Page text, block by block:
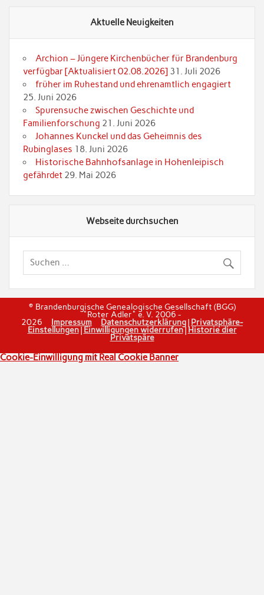
Aktuelle Neuigkeiten
Archion – Jüngere Kirchenbücher für Brandenburg
verfügbar [Aktualisiert 02.08.2026] 31. Juli 2026
früher im Ruhestand und ehrenamtlich engagiert
25. Juni 2026
Spurensuche zwischen Geschichte und
Familienforschung 21. Juni 2026
Johannes Kunckel und das Geheimnis des
Rubinglases 18. Juni 2026
Historische Bahnhofsanlage in Hohenleipisch
gefährdet 29. Mai 2026
Webseite durchsuchen
© Brandenburgische Genealogische Gesellschaft (BGG)
"Roter Adler" e. V. 2006 -
2026 Impressum Datenschutzerklärung| Privatsphäre-
Einstellungen| Einwilligungen widerrufen|Historie dier
Privatspäre
Cookie-Einwilligung mit Real Cookie Banner